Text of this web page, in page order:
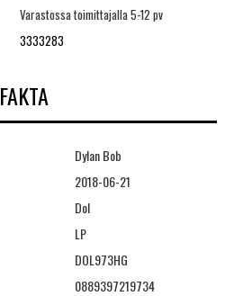
Varastossa toimittajalla 5-12 pv
3333283
FAKTA
Dylan Bob
2018-06-21
Dol
LP
DOL973HG
0889397219734